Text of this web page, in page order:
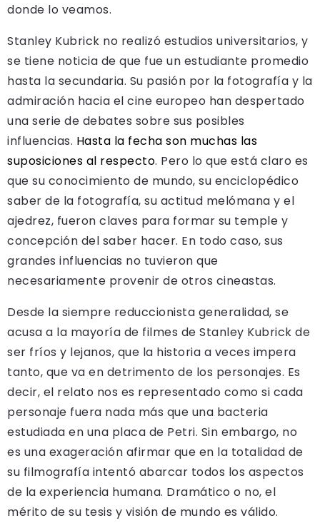
donde lo veamos.
Stanley Kubrick no realizó estudios universitarios, y
se tiene noticia de que fue un estudiante promedio
hasta la secundaria. Su pasión por la fotografía y la
admiración hacia el cine europeo han despertado
una serie de debates sobre sus posibles
influencias. Hasta la fecha son muchas las
suposiciones al respecto. Pero lo que está claro es
que su conocimiento de mundo, su enciclopédico
saber de la fotografía, su actitud melómana y el
ajedrez, fueron claves para formar su temple y
concepción del saber hacer. En todo caso, sus
grandes influencias no tuvieron que
necesariamente provenir de otros cineastas.
Desde la siempre reduccionista generalidad, se
acusa a la mayoría de filmes de Stanley Kubrick de
ser fríos y lejanos, que la historia a veces impera
tanto, que va en detrimento de los personajes. Es
decir, el relato nos es representado como si cada
personaje fuera nada más que una bacteria
estudiada en una placa de Petri. Sin embargo, no
es una exageración afirmar que en la totalidad de
su filmografía intentó abarcar todos los aspectos
de la experiencia humana. Dramático o no, el
mérito de su tesis y visión de mundo es válido.